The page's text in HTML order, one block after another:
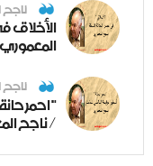
الأخلاق
المعموري
" احمر
/ ناجح